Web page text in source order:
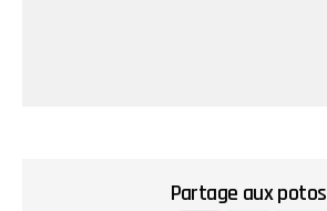
Partage aux potos